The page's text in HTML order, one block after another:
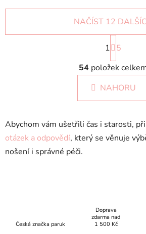
O
v
l
á
d
c
í
ý
p
NAČÍST 12
S
t
r
á
n
k
n
í
1
5
54 položek
NAHORU
Abychom vám ušetřili čas i starosti,
otázek a odpovědí, který se věnuje
nošení i správné péči.
Česká značka paruk
Doprava
zdarma nad
1 500 Kč